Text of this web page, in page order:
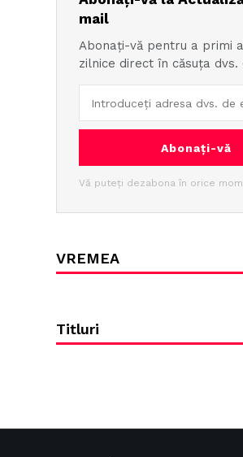
mail
Abonați-vă pentru a primi
zilnice direct în căsuța dvs.
Abonați-vă
Vă puteți dezabona în orice
VREMEA
Titluri